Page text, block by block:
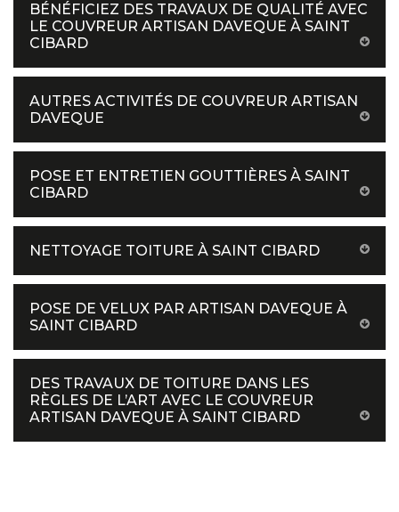
BÉNÉFICIEZ DES TRAVAUX DE QUALITÉ AVEC
LE COUVREUR ARTISAN DAVEQUE À SAINT
CIBARD
AUTRES ACTIVITÉS DE COUVREUR ARTISAN
DAVEQUE
POSE ET ENTRETIEN GOUTTIÈRES À SAINT
CIBARD
NETTOYAGE TOITURE À SAINT CIBARD
POSE DE VELUX PAR ARTISAN DAVEQUE À
SAINT CIBARD
DES TRAVAUX DE TOITURE DANS LES
RÈGLES DE L’ART AVEC LE COUVREUR
ARTISAN DAVEQUE À SAINT CIBARD